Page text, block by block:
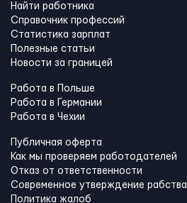
Найти работника
Справочник профессий
Статистика зарплат
Полезные статьи
Новости за границей
Работа в Польше
Работа в Германии
Работа в Чехии
Публичная оферта
Как мы проверяем работодателей
Отказ от ответственности
Современное утверждение рабства
Политика жалоб